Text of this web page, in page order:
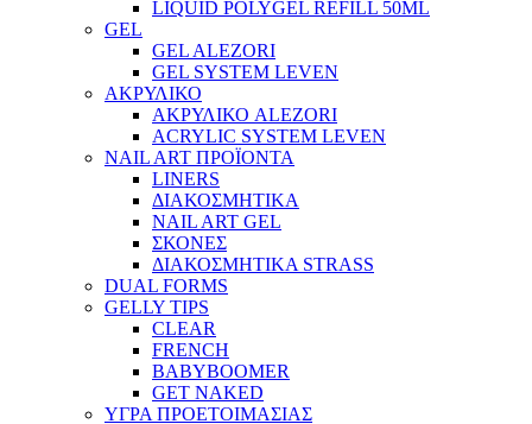
LIQUID POLYGEL REFILL 50ML
GEL
GEL ALEZORI
GEL SYSTEM LEVEN
ΑΚΡΥΛΙΚΟ
ΑΚΡΥΛΙΚΟ ALEZORI
ACRYLIC SYSTEM LEVEN
NAIL ART ΠΡΟΪΟΝΤΑ
LINERS
ΔΙΑΚΟΣΜΗΤΙΚΑ
NAIL ART GEL
ΣΚΟΝΕΣ
ΔΙΑΚΟΣΜΗΤΙΚΑ STRASS
DUAL FORMS
GELLY TIPS
CLEAR
FRENCH
BABYBOOMER
GET NAKED
ΥΓΡΑ ΠΡΟΕΤΟΙΜΑΣΙΑΣ